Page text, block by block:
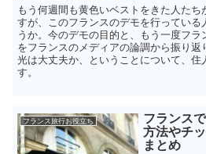
もう何週間も黄色いベストをきた人た
すが、このフランスのデモを行っている
うか。今のデモの目的と、もう一度フ
をフランスのメディアの論調から振り
光は大丈夫か、ということについて、住
す。
フランス旅行お役立ち フランス
方法やチ
まとめ